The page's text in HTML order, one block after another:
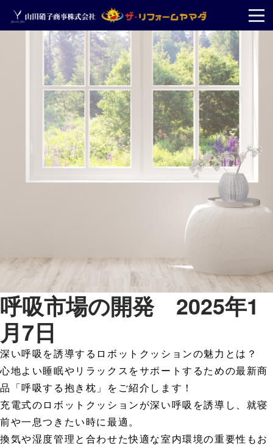
呼吸市場の開発 2025年1
月7日
深い呼吸を誘導するロボットクッションの魅力とは？
心地よい睡眠やリラックスをサポートするための最新商
品「呼吸する抱き枕」をご紹介します！
充電式のロボットクッションが深い呼吸を誘導し、就寝
前や一息つきたい時に最適。
換気や湿度管理と合わせた快適な室内環境の重要性もお